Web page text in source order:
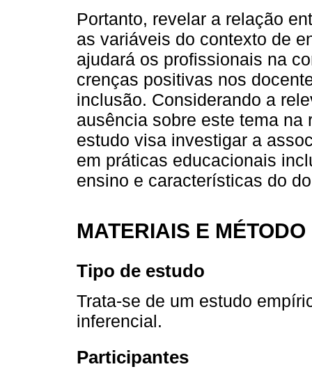
Portanto, revelar a relação
as variáveis do contexto de
ajudará os profissionais na
crenças positivas nos
inclusão. Considerando a
ausência sobre este tema na
estudo visa investigar a
em práticas educacionais
ensino e características do
MATERIAIS E MÉTODO
Tipo de estudo
Trata-se de um estudo
inferencial.
Participantes